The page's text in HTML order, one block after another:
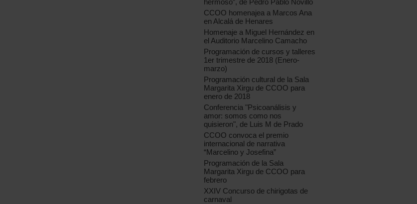
hermoso”, de Pedro Pablo Novillo
CCOO homenajea a Marcos Ana
en Alcalá de Henares
Homenaje a Miguel Hernández en
el Auditorio Marcelino Camacho
Programación de cursos y talleres
1er trimestre de 2018 (Enero-
marzo)
Programación cultural de la Sala
Margarita Xirgu de CCOO para
enero de 2018
Conferencia "Psicoanálisis y
amor: somos como nos
quisieron", de Luis M de Prado
CCOO convoca el premio
internacional de narrativa
“Marcelino y Josefina”
Programación de la Sala
Margarita Xirgu de CCOO para
febrero
XXIV Concurso de chirigotas de
carnaval